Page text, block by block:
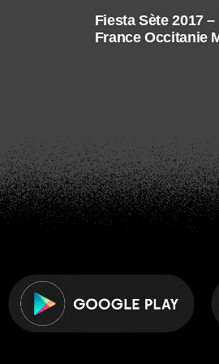
Fiesta Sète 2017
France Occitanie